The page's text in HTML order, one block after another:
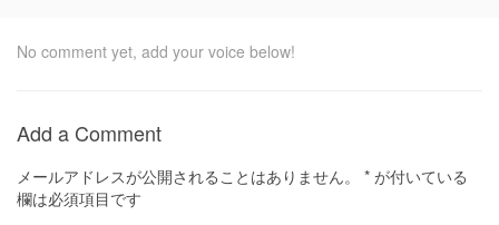
No comment yet, add your voice below!
Add a Comment
メールアドレスが公開されることはありません。 * が付いている
欄は必須項目です